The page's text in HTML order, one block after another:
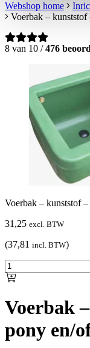
Webshop home
Voerbak –
8 van 10 /476
Voerbak – kunststof
31,25 excl. BTW
(37,81 incl. BTW)
Voerbak
pony en/